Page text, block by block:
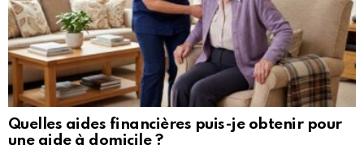
Quelles aides financières puis-je obtenir pour
une aide à domicile ?